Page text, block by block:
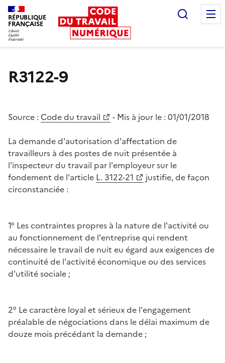
RÉPUBLIQUE
FRANÇAISE
R3122-9
Source : Code du travail - Mis à jour le : 01/01/2018
La demande d'autorisation d'affectation de
travailleurs à des postes de nuit présentée à
l'inspecteur du travail par l'employeur sur le
fondement de l'article L. 3122-21
justifie, de façon
circonstanciée :
1° Les contraintes propres à la nature de l'activité ou
au fonctionnement de l'entreprise qui rendent
nécessaire le travail de nuit eu égard aux exigences de
continuité de l'activité économique ou des services
d'utilité sociale ;
2° Le caractère loyal et sérieux de l'engagement
préalable de négociations dans le délai maximum de
douze mois précédant la demande ;